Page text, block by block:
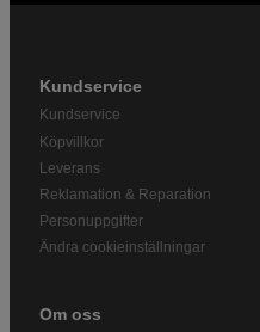
Kundservice
Kundservice
Köpvillkor
Leverans
Reklamation & Reparation
Personuppgifter
Ändra cookieinställningar
Om oss